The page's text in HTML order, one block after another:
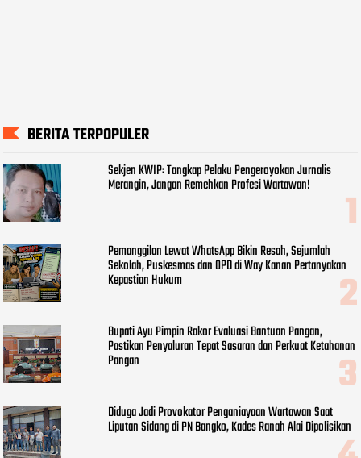
BERITA TERPOPULER
Sekjen KWIP: Tangkap Pelaku Pengeroyokan Jurnalis
Merangin, Jangan Remehkan Profesi Wartawan!
Pemanggilan Lewat WhatsApp Bikin Resah, Sejumlah
Sekolah, Puskesmas dan OPD di Way Kanan Pertanyakan
Kepastian Hukum
Bupati Ayu Pimpin Rakor Evaluasi Bantuan Pangan,
Pastikan Penyaluran Tepat Sasaran dan Perkuat Ketahanan
Pangan
Diduga Jadi Provokator Penganiayaan Wartawan Saat
Liputan Sidang di PN Bangko, Kades Ranah Alai Dipolisikan